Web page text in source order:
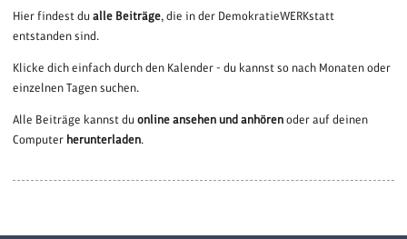
Hier findest dualle Beiträge, die in der DemokratieWERKstatt
entstanden sind.
Klicke dich einfach durch den Kalender - du kannst so nach Monaten oder
einzelnen Tagen suchen.
Alle Beiträge kannst duonline ansehen und anhören oder auf deinen
Computer herunterladen.